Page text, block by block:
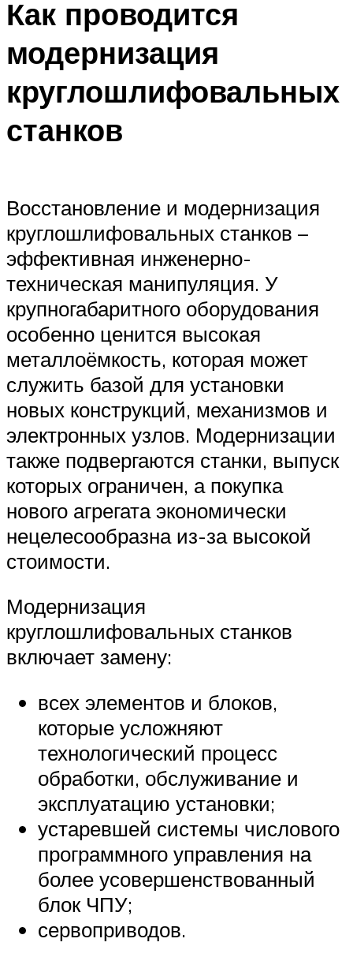
Как проводится
модернизация
круглошлифовальных
станков
Восстановление и модернизация
круглошлифовальных станков –
эффективная инженерно-
техническая манипуляция. У
крупногабаритного оборудования
особенно ценится высокая
металлоёмкость, которая может
служить базой для установки
новых конструкций, механизмов и
электронных узлов. Модернизации
также подвергаются станки, выпуск
которых ограничен, а покупка
нового агрегата экономически
нецелесообразна из-за высокой
стоимости.
Модернизация
круглошлифовальных станков
включает замену:
всех элементов и блоков,
которые усложняют
технологический процесс
обработки, обслуживание и
эксплуатацию установки;
устаревшей системы числового
программного управления на
более усовершенствованный
блок ЧПУ;
сервоприводов.